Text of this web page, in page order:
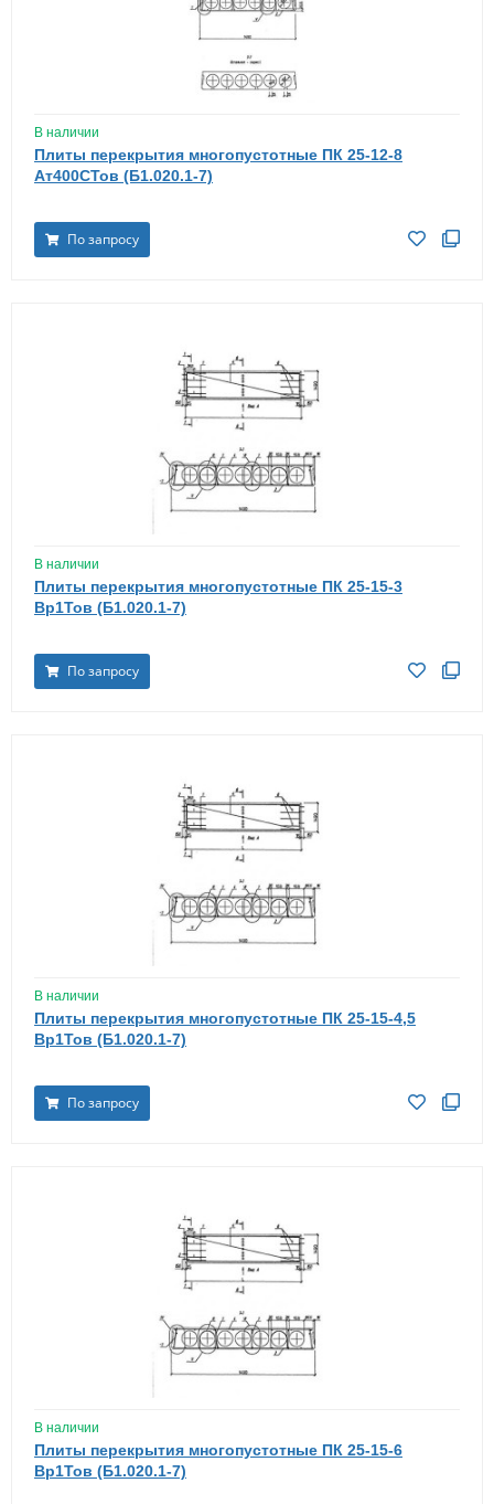
В наличии
Плиты перекрытия многопустотные ПК 25-12-8
Ат400СТов (Б1.020.1-7)
По запросу
В наличии
Плиты перекрытия многопустотные ПК 25-15-3
Вр1Тов (Б1.020.1-7)
По запросу
В наличии
Плиты перекрытия многопустотные ПК 25-15-4,5
Вр1Тов (Б1.020.1-7)
По запросу
В наличии
Плиты перекрытия многопустотные ПК 25-15-6
Вр1Тов (Б1.020.1-7)